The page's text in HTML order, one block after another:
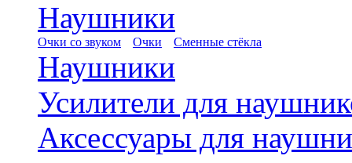
Наушники
Очки со звуком Очки Сменные стёкла
Наушники
Усилители для
Аксессуары для